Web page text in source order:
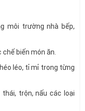
môi trường nhà bếp,
chế biến món ăn.
léo, tỉ mỉ trong từng
trộn, nấu các loại